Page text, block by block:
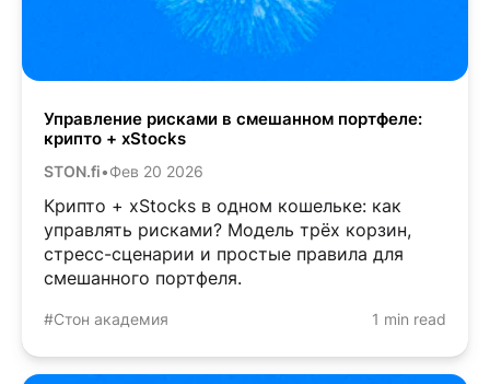
Управление рисками в смешанном портфеле:
крипто + xStocks
STON.fi•Фев 20 2026
Крипто + xStocks в одном кошельке: как
управлять рисками? Модель трёх корзин,
стресс-сценарии и простые правила для
смешанного портфеля.
#Стон академия 1 min read